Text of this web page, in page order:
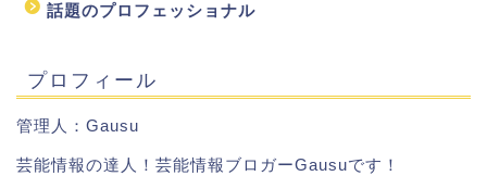
話題のプロフェッショナル
プロフィール
管理人：Gausu
芸能情報の達人！芸能情報ブロガーGausuです！